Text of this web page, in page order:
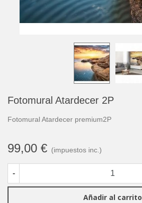
Fotomural Atardecer 2P
Fotomural Atardecer premium2P
99,00 € (impuestos inc.)
-
Añadir al carrito